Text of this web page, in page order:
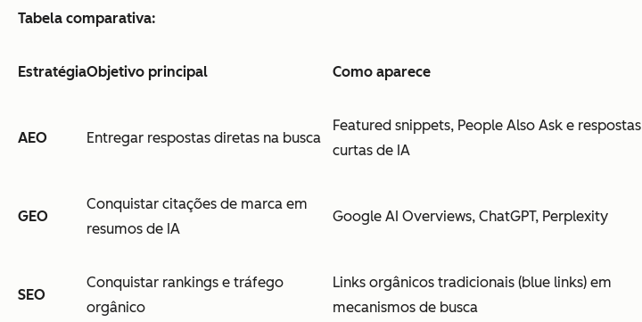
Tabela comparativa:
EstratégiaObjetivo principal Como aparece
AEO Entregar respostas diretas na busca
Featured snippets, People Also Ask e respostas
curtas de IA
GEO
Conquistar citações de marca em
resumos de IA
Google AI Overviews, ChatGPT, Perplexity
SEO
Conquistar rankings e tráfego
orgânico
Links orgânicos tradicionais (blue links) em
mecanismos de busca